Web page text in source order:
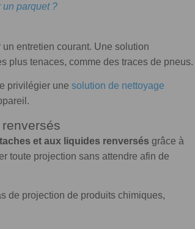
un parquet ?
un entretien courant. Une solution
plus tenaces, comme des traces de pneus.
privilégier une solution de nettoyage
et aux liquides renversés grâce à
toute projection sans attendre afin de
de projection de produits chimiques,